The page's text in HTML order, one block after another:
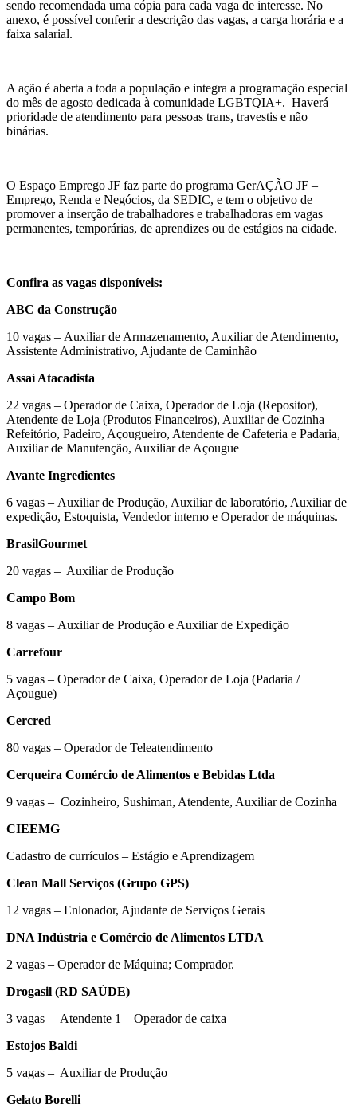
sendo recomendada uma cópia para cada vaga de interesse. No
anexo, é possível conferir a descrição das vagas, a carga horária e a
faixa salarial.
A ação é aberta a toda a população e integra a programação especial
do mês de agosto dedicada à comunidade LGBTQIA+. Haverá
prioridade de atendimento para pessoas trans, travestis e não
binárias.
O Espaço Emprego JF faz parte do programa GerAÇÃO JF –
Emprego, Renda e Negócios, da SEDIC, e tem o objetivo de
promover a inserção de trabalhadores e trabalhadoras em vagas
permanentes, temporárias, de aprendizes ou de estágios na cidade.
Confira as vagas disponíveis:
ABC da Construção
10 vagas – Auxiliar de Armazenamento, Auxiliar de Atendimento,
Assistente Administrativo, Ajudante de Caminhão
Assaí Atacadista
22 vagas – Operador de Caixa, Operador de Loja (Repositor),
Atendente de Loja (Produtos Financeiros), Auxiliar de Cozinha
Refeitório, Padeiro, Açougueiro, Atendente de Cafeteria e Padaria,
Auxiliar de Manutenção, Auxiliar de Açougue
Avante Ingredientes
6 vagas – Auxiliar de Produção, Auxiliar de laboratório, Auxiliar de
expedição, Estoquista, Vendedor interno e Operador de máquinas.
BrasilGourmet
20 vagas – Auxiliar de Produção
Campo Bom
8 vagas – Auxiliar de Produção e Auxiliar de Expedição
Carrefour
5 vagas – Operador de Caixa, Operador de Loja (Padaria /
Açougue)
Cercred
80 vagas – Operador de Teleatendimento
Cerqueira Comércio de Alimentos e Bebidas Ltda
9 vagas – Cozinheiro, Sushiman, Atendente, Auxiliar de Cozinha
CIEEMG
Cadastro de currículos – Estágio e Aprendizagem
Clean Mall Serviços (Grupo GPS)
12 vagas – Enlonador, Ajudante de Serviços Gerais
DNA Indústria e Comércio de Alimentos LTDA
2 vagas – Operador de Máquina; Comprador.
Drogasil (RD SAÚDE)
3 vagas – Atendente 1 – Operador de caixa
Estojos Baldi
5 vagas – Auxiliar de Produção
Gelato Borelli